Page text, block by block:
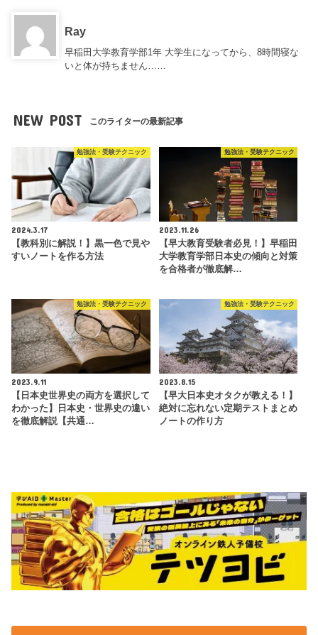
Ray
早稲田大学教育学部1年 大学生になってから、8時間寝な
いと体が持ちません……
NEW POST このライターの最新記事
勉強法・受験テクニック
2024.3.17
【教科別に解説！】黒一色で見や
すいノートを作る方法
勉強法・受験テクニック
2023.11.26
【早大教育受験者必見！】早稲田
大学教育学部日本史の傾向と対策
を合格者が徹底解…
勉強法・受験テクニック
2023.9.11
【日本史世界史の両方を選択して
わかった】日本史・世界史の違い
を徹底解説【共通…
勉強法・受験テクニック
2023.8.15
【早大日本史オタクが教える！】
絶対に忘れない定期テストまとめ
ノートの作り方